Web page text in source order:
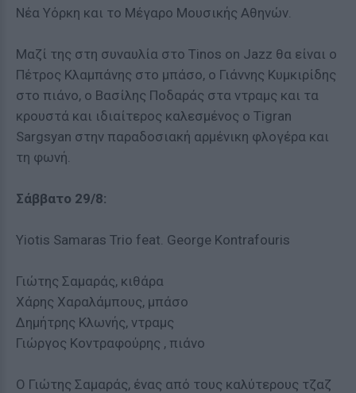
Νέα Υόρκη και το Μέγαρο Μουσικής Αθηνών.
Μαζί της στη συναυλία στο Tinos on Jazz θα είναι ο
Πέτρος Κλαμπάνης στο μπάσο, ο Γιάννης Κυμκιρίδης
στο πιάνο, ο Βασίλης Ποδαράς στα ντραμς και τα
κρουστά και ιδιαίτερος καλεσμένος ο Tigran
Sargsyan στην παραδοσιακή αρμένικη φλογέρα και
τη φωνή.
Σάββατο 29/8:
Yiotis Samaras Trio feat. George Kontrafouris
Γιώτης Σαμαράς, κιθάρα
Χάρης Χαραλάμπους, μπάσο
Δημήτρης Κλωνής, ντραμς
Γιώργος Κοντραφούρης , πιάνο
Ο Γιώτης Σαμαράς, ένας από τους καλύτερους τζαζ